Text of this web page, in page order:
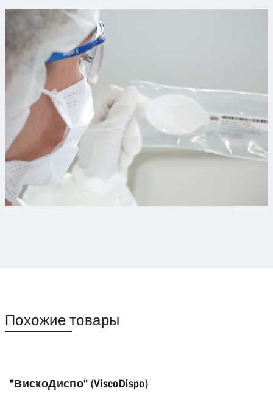
Похожие товары
"ВискоДиспо" (ViscoDispo)